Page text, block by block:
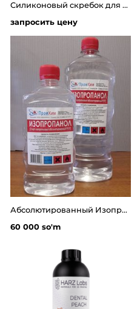
Силиконовый скребок для очистки ванночки фотополимерных 3д принтеров
запросить цену
Абсолютированный Изопропиловый спирт - пропанол(чистота не мение 99.8%)
60 000 so'm